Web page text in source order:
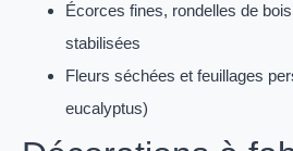
Écorces fines, rondelles de
stabilisées
Fleurs séchées et feuillages
eucalyptus)